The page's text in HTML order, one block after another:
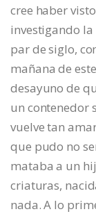
cree haber
investigando
par de siglo,
mañana de
desayuno de
un contenedor
vuelve tan
que pudo no
mataba a un
criaturas,
nada. A lo